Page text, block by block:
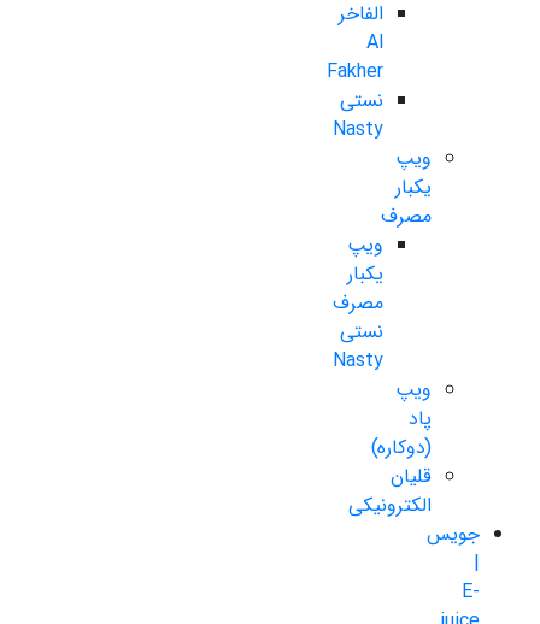
الفاخر
Al
Fakher
نستی
Nasty
ویپ
یکبار
مصرف
ویپ
یکبار
مصرف
نستی
Nasty
ویپ
پاد
(دوکاره)
قلیان
الکترونیکی
جویس
|
E-